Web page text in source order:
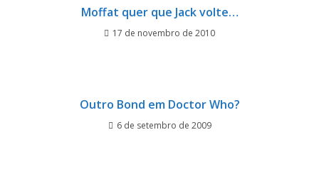
Moffat quer que Jack volte…
17 de novembro de 2010
Outro Bond em Doctor Who?
6 de setembro de 2009